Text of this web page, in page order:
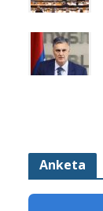
Anketa